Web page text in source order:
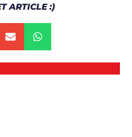
ARTICLE :)